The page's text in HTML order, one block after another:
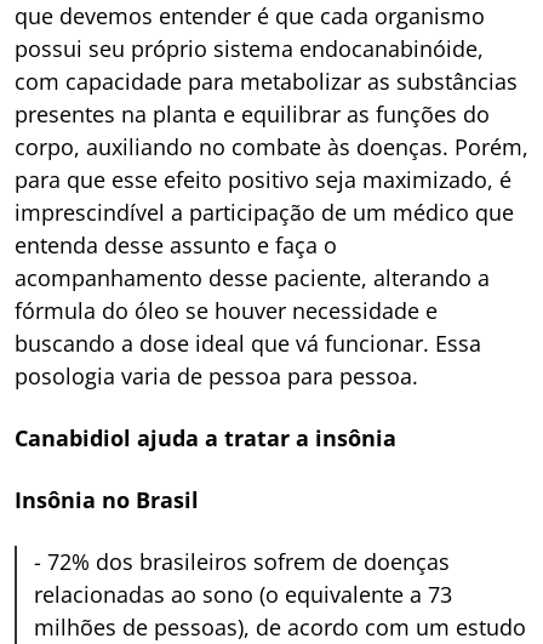
que devemos entender é que cada organismo
possui seu próprio sistema endocanabinóide,
com capacidade para metabolizar as substâncias
presentes na planta e equilibrar as funções do
corpo, auxiliando no combate às doenças. Porém,
para que esse efeito positivo seja maximizado, é
imprescindível a participação de um médico que
entenda desse assunto e faça o
acompanhamento desse paciente, alterando a
fórmula do óleo se houver necessidade e
buscando a dose ideal que vá funcionar. Essa
posologia varia de pessoa para pessoa.
Canabidiol ajuda a tratar a insônia
Insônia no Brasil
- 72% dos brasileiros sofrem de doenças
relacionadas ao sono (o equivalente a 73
milhões de pessoas), de acordo com um estudo